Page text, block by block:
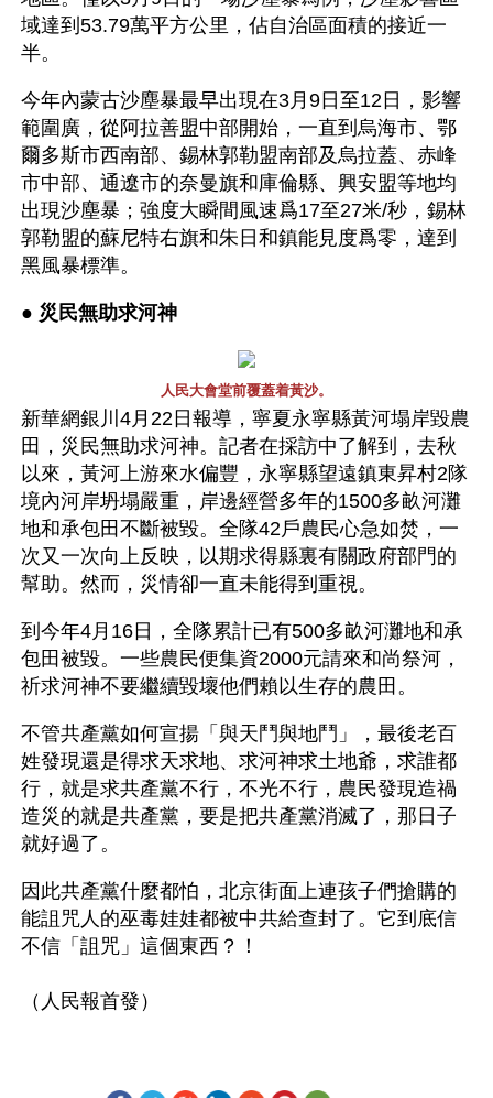
域達到53.79萬平方公里，佔自治區面積的接近一
半。
今年內蒙古沙塵暴最早出現在3月9日至12日，影響
範圍廣，從阿拉善盟中部開始，一直到烏海市、鄂
爾多斯市西南部、錫林郭勒盟南部及烏拉蓋、赤峰
市中部、通遼市的奈曼旗和庫倫縣、興安盟等地均
出現沙塵暴；強度大瞬間風速爲17至27米/秒，錫林
郭勒盟的蘇尼特右旗和朱日和鎮能見度爲零，達到
黑風暴標準。
● 災民無助求河神
人民大會堂前覆蓋着黃沙。
新華網銀川4月22日報導，寧夏永寧縣黃河塌岸毀農
田，災民無助求河神。記者在採訪中了解到，去秋
以來，黃河上游來水偏豐，永寧縣望遠鎮東昇村2隊
境內河岸坍塌嚴重，岸邊經營多年的1500多畝河灘
地和承包田不斷被毀。全隊42戶農民心急如焚，一
次又一次向上反映，以期求得縣裏有關政府部門的
幫助。然而，災情卻一直未能得到重視。
到今年4月16日，全隊累計已有500多畝河灘地和承
包田被毀。一些農民便集資2000元請來和尚祭河，
祈求河神不要繼續毀壞他們賴以生存的農田。
不管共產黨如何宣揚「與天鬥與地鬥」，最後老百
姓發現還是得求天求地、求河神求土地爺，求誰都
行，就是求共產黨不行，不光不行，農民發現造禍
造災的就是共產黨，要是把共產黨消滅了，那日子
就好過了。
因此共產黨什麼都怕，北京街面上連孩子們搶購的
能詛咒人的巫毒娃娃都被中共給查封了。它到底信
不信「詛咒」這個東西？！